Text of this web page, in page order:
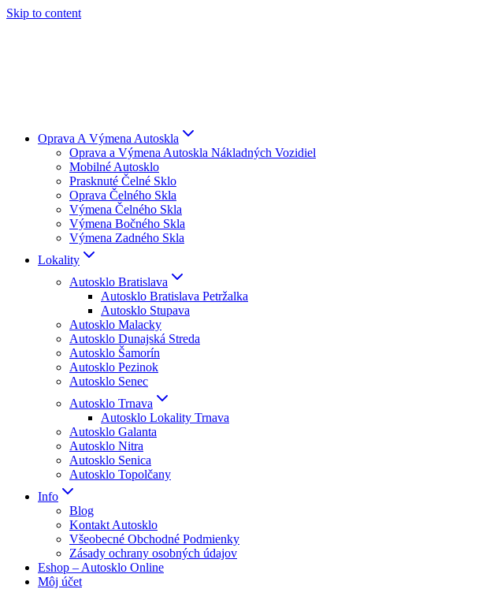
Skip to content
Oprava A Výmena Autoskla
Oprava a Výmena Autoskla Nákladných Vozidiel
Mobilné Autosklo
Prasknuté Čelné Sklo
Oprava Čelného Skla
Výmena Čelného Skla
Výmena Bočného Skla
Výmena Zadného Skla
Lokality
Autosklo Bratislava
Autosklo Bratislava Petržalka
Autosklo Stupava
Autosklo Malacky
Autosklo Dunajská Streda
Autosklo Šamorín
Autosklo Pezinok
Autosklo Senec
Autosklo Trnava
Autosklo Lokality Trnava
Autosklo Galanta
Autosklo Nitra
Autosklo Senica
Autosklo Topolčany
Info
Blog
Kontakt Autosklo
Všeobecné Obchodné Podmienky
Zásady ochrany osobných údajov
Eshop – Autosklo Online
Môj účet